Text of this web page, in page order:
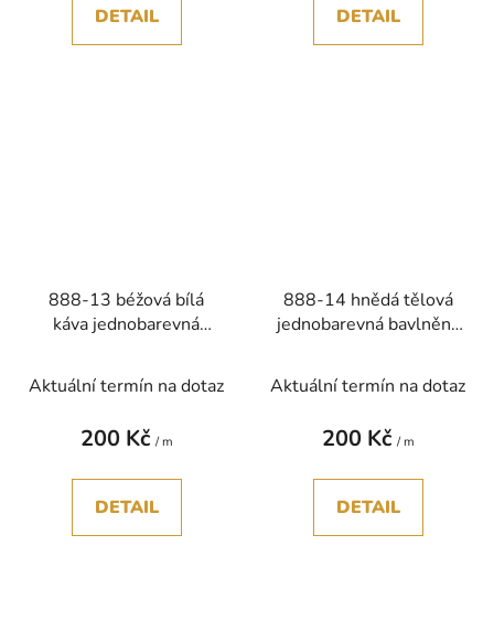
DETAIL DETAIL
888-13 béžová bílá
káva jednobarevná
patchwork
Aktuální termín na dotaz
200 Kč / m
DETAIL
888-14 hnědá tělová
jednobarevná bavlněná
Aktuální termín na dotaz
200 Kč / m
DETAIL